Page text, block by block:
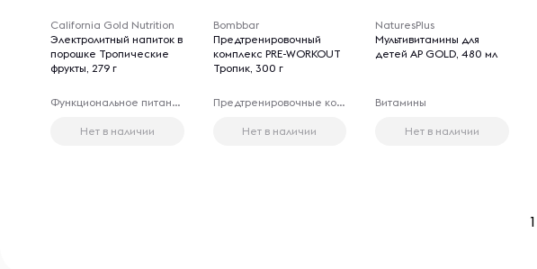
California Gold Nutrition
Электролитный напиток в
порошке Тропические
фрукты, 279 г
Функциональное питание
Нет в наличии
Bombbar
Предтренировочный
комплекс PRE-WORKOUT
Тропик, 300 г
Предтренировочные комплексы
Нет в наличии
NaturesPlus
Мультивитамины для
детей AP GOLD, 480 мл
Витамины
Нет в наличии
1